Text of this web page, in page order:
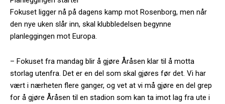
Fokuset ligger nå på dagens kamp mot Rosenborg, men når
den nye uken slår inn, skal klubbledelsen begynne
planleggingen mot Europa.
– Fokuset fra mandag blir å gjøre Åråsen klar til å motta
storlag utenfra. Det er en del som skal gjøres før det. Vi har
vært i nærheten flere ganger, og vet at vi må gjøre en del grep
for å gjøre Åråsen til en stadion som kan ta imot lag fra ute i